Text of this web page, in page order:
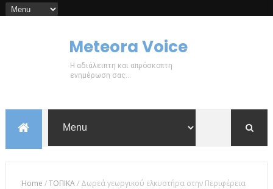
Meteora Voice
Η αδιάλειπτη και απρόσκοπτη
ενημέρωση σας...
Home /ΤΟΠΙΚΑ/ Δωρεά γεωργικού ελκυστήρα στην Περιφέρεια